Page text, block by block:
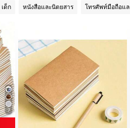
ม
ม
ม
เด็ก หนังสือและนิตยสาร โทรศัพท์มือถือแ
7